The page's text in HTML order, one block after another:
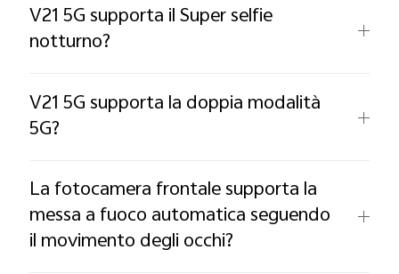
V21 5G supporta il Super selfie
notturno?
V21 5G supporta la doppia modalità
5G?
La fotocamera frontale supporta la
messa a fuoco automatica seguendo
il movimento degli occhi?